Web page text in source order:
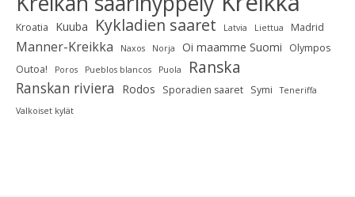
Kroatia Kuuba Kykladien saaret Latvia Liettua Madrid
Manner-Kreikka Naxos Norja Oi maamme Suomi
Olympos
Outoa!
Poros Pueblos blancos Puola Ranska
Ranskan riviera Rodos Sporadien saaret Symi
Teneriffa
Valkoiset kylät